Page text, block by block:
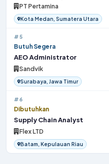
PT Pertamina
Kota Medan, Sumatera Utara
#5
Butuh Segera
AEO Administrator
Sandvik
Surabaya, Jawa Timur
#6
Dibutuhkan
Supply Chain Analyst
Flex LTD
Batam, Kepulauan Riau